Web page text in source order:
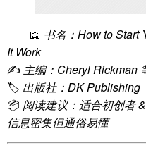
📖 书名：How to Start
It Work
✍️ 主编：Cheryl Rickman
🏷 出版社：DK Publishing
📦 阅读建议：适合初创者
信息密集但通俗易懂